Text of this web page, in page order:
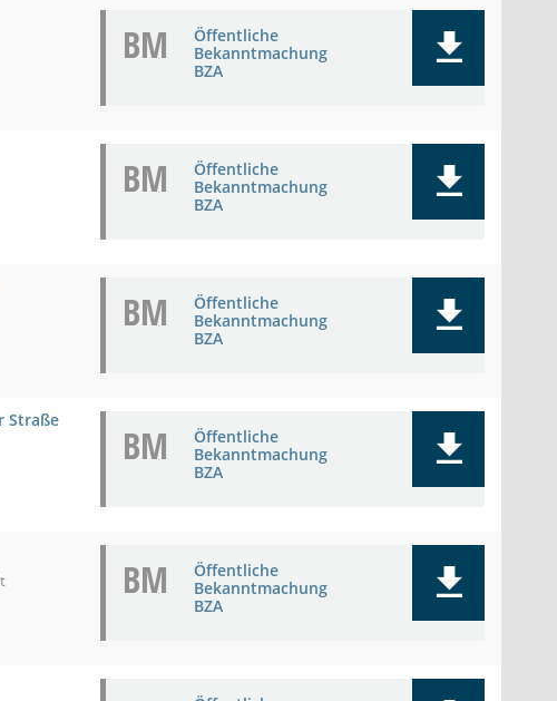
BM
Öffentliche
Bekanntmachung
BZA
BM
Öffentliche
Bekanntmachung
BZA
BM
Öffentliche
Bekanntmachung
BZA
Straße
BM
Öffentliche
Bekanntmachung
BZA
BM
Öffentliche
Bekanntmachung
BZA